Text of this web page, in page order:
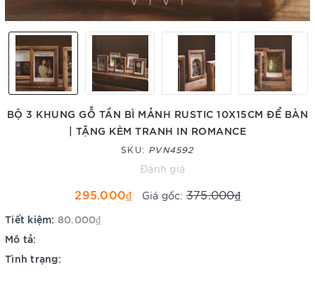
BỘ 3 KHUNG GỖ TẦN BÌ MẢNH RUSTIC 10X15CM ĐỂ BÀN
| TẶNG KÈM TRANH IN ROMANCE
SKU: PVN4592
Đánh giá
295.000₫ Giá gốc:375.000₫
Tiết kiệm: 80.000₫
Mô tả:
Tình trạng: